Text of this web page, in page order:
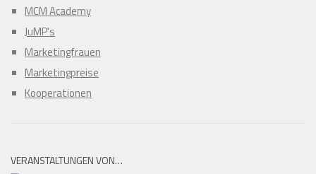
MCM Academy
JuMP's
Marketingfrauen
Marketingpreise
Kooperationen
VERANSTALTUNGEN VON…